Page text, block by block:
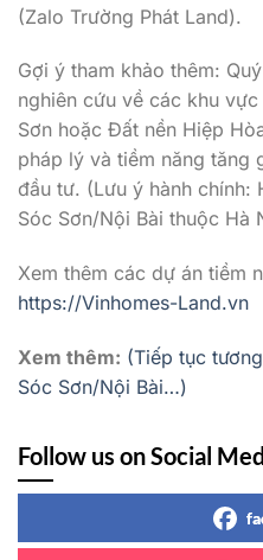
(Zalo Trường Phát Land).
Gợi ý tham khảo thêm:
nghiên cứu về các khu
Sơn hoặc Đất nền Hiệp
pháp lý và tiềm năng tăng
đầu tư. (Lưu ý hành chính:
Sóc Sơn/Nội Bài thuộc Hà
Xem thêm các dự án tiềm
https://Vinhomes-Land.vn
Xem thêm: (Tiếp tục
Sóc Sơn/Nội Bài…)
Follow us on Social